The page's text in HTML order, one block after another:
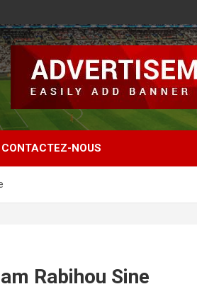
CONTACTEZ-NOUS
Rabihou Sine